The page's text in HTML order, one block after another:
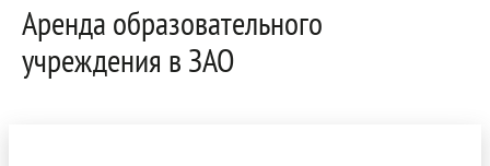
Аренда образовательного
учреждения в ЗАО